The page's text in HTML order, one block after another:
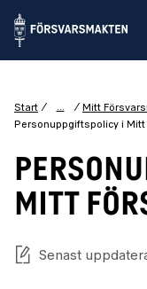
Start ...
Mitt
Personuppgiftspolicy i
MITT
Senast